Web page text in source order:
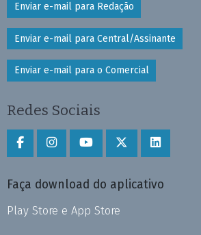
Enviar e-mail para Redação
Enviar e-mail para Central/Assinante
Enviar e-mail para o Comercial
Redes Sociais
Faça download do aplicativo
Play Store e App Store